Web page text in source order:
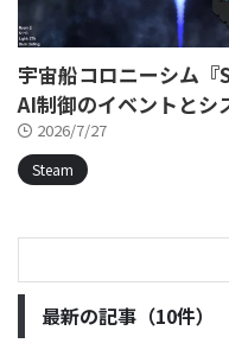
宇宙船コロニーシム『
AI制御のイベントとシ
2026/7/27
Steam
最新の記事（10件）